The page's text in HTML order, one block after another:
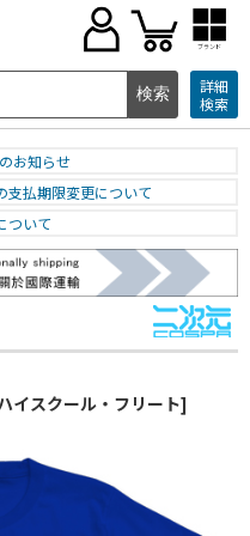
ブランド
詳細
検索
お知らせ
支払期限変更について
ついて
イスクール・フリート]